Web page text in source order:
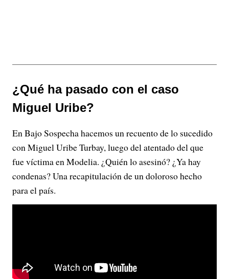
¿Qué ha pasado con el caso
Miguel Uribe?
En Bajo Sospecha hacemos un recuento de lo sucedido
con Miguel Uribe Turbay, luego del atentado del que
fue víctima en Modelia. ¿Quién lo asesinó? ¿Ya hay
condenas? Una recapitulación de un doloroso hecho
para el país.